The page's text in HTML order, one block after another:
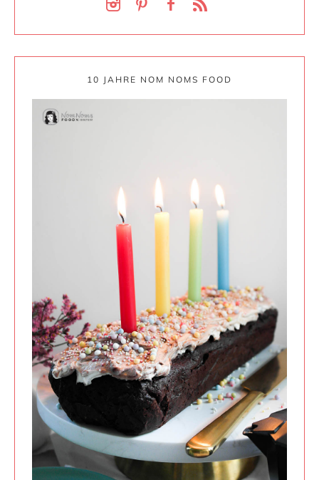
10 JAHRE NOM NOMS FOOD